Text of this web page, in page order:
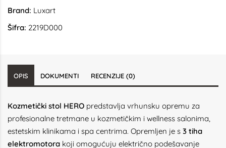
Brand: Luxart
Šifra: 2219D000
OPIS DOKUMENTI RECENZIJE (0)
Kozmetički stol HERO predstavlja vrhunsku opremu za
profesionalne tretmane u kozmetičkim i wellness salonima,
estetskim klinikama i spa centrima. Opremljen je s 3 tiha
elektromotora koji omogućuju električno podešavanje